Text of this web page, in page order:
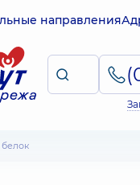
направления
белок